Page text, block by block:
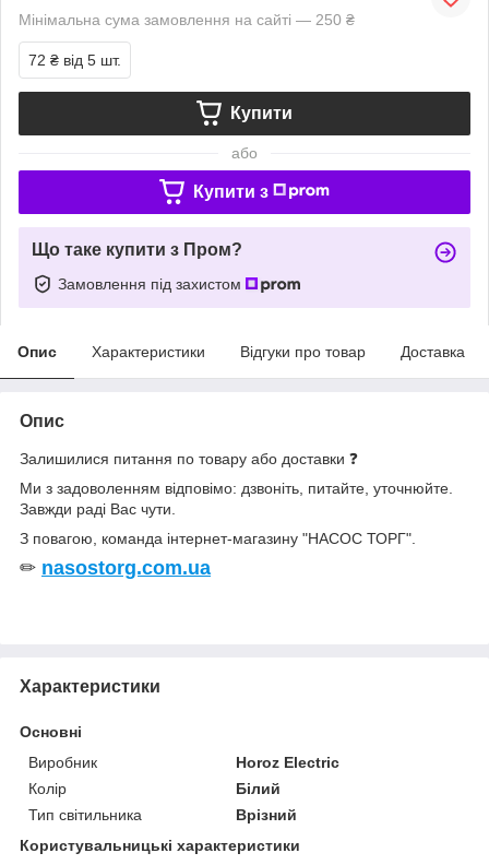
Мінімальна сума замовлення на сайті — 250 ₴
72 ₴ від 5 шт.
Купити
або
Купити з
Що таке купити з Пром?
Замовлення під захистом
Опис Характеристики Відгуки про товар Доставка
Опис
Залишилися питання по товару або доставки ❓
Ми з задоволенням відповімо: дзвоніть, питайте, уточнюйте.
Завжди раді Вас чути.
З повагою, команда інтернет-магазину "НАСОС ТОРГ".
✏ nasostorg.com.ua
Характеристики
Основні
Виробник
Horoz Electric
Колір
Білий
Тип світильника
Врізний
Користувальницькі характеристики